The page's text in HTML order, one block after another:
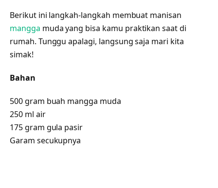
Berikut ini langkah-langkah membuat manisan
mangga muda yang bisa kamu praktikan saat di
rumah. Tunggu apalagi, langsung saja mari kita
simak!
Bahan
500 gram buah mangga muda
250 ml air
175 gram gula pasir
Garam secukupnya